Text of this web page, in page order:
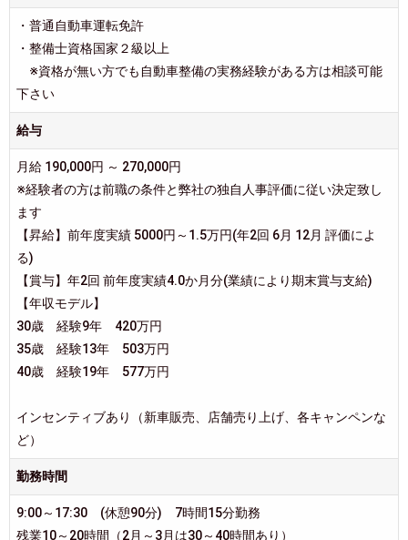
・普通自動車運転免許
・整備士資格国家２級以上
※資格が無い方でも自動車整備の実務経験がある方は相談可能
下さい
給与
月給 190,000円 ～ 270,000円
※経験者の方は前職の条件と弊社の独自人事評価に従い決定致し
ます
【昇給】前年度実績 5000円～1.5万円(年2回 6月 12月 評価によ
る)
【賞与】年2回 前年度実績4.0か月分(業績により期末賞与支給)
【年収モデル】
30歳 経験9年 420万円
35歳 経験13年 503万円
40歳 経験19年 577万円
インセンティブあり（新車販売、店舗売り上げ、各キャンペンな
ど）
勤務時間
9:00～17:30 (休憩90分) 7時間15分勤務
残業10～20時間（2月～3月は30～40時間あり）